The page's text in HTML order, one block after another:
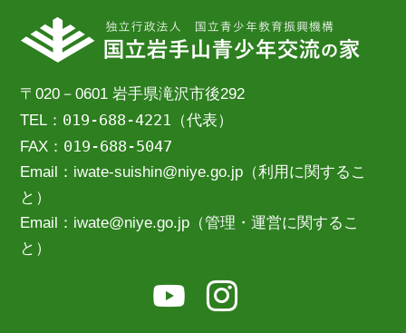
〒020－0601 岩手県滝沢市後292
TEL： 019-688-4221
（代表）
FAX： 019-688-5047
Email：iwate-suishin@niye.go.jp（利用に関するこ
と）
Email：iwate@niye.go.jp（管理・運営に関するこ
と）